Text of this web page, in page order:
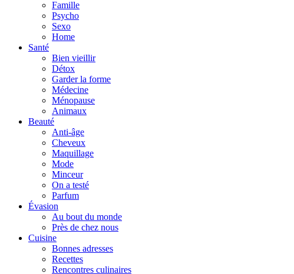
Famille
Psycho
Sexo
Home
Santé
Bien vieillir
Détox
Garder la forme
Médecine
Ménopause
Animaux
Beauté
Anti-âge
Cheveux
Maquillage
Mode
Minceur
On a testé
Parfum
Évasion
Au bout du monde
Près de chez nous
Cuisine
Bonnes adresses
Recettes
Rencontres culinaires